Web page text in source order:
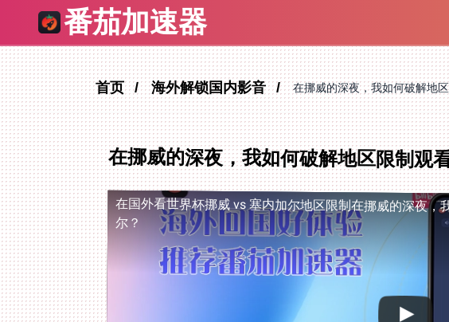
番茄加速器
首页 海外解锁国内影音 在挪威的深夜，我如何破解地
在挪威的深夜，我如何破解地区限制观
在国外看世界杯挪威 vs 塞内加尔地区限制在挪威的深夜，
尔？